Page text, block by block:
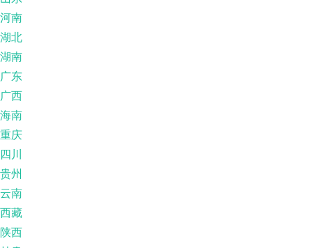
河南
湖北
湖南
广东
广西
海南
重庆
四川
贵州
云南
西藏
陕西